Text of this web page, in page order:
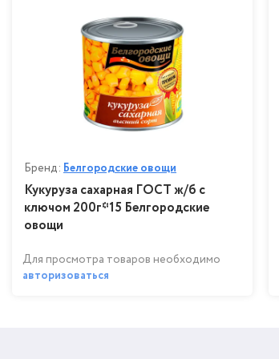
Бренд: Белгородские овощи
Кукуруза сахарная ГОСТ ж/б с
ключом 200г*15 Белгородские
овощи
Для просмотра товаров необходимо
авторизоваться